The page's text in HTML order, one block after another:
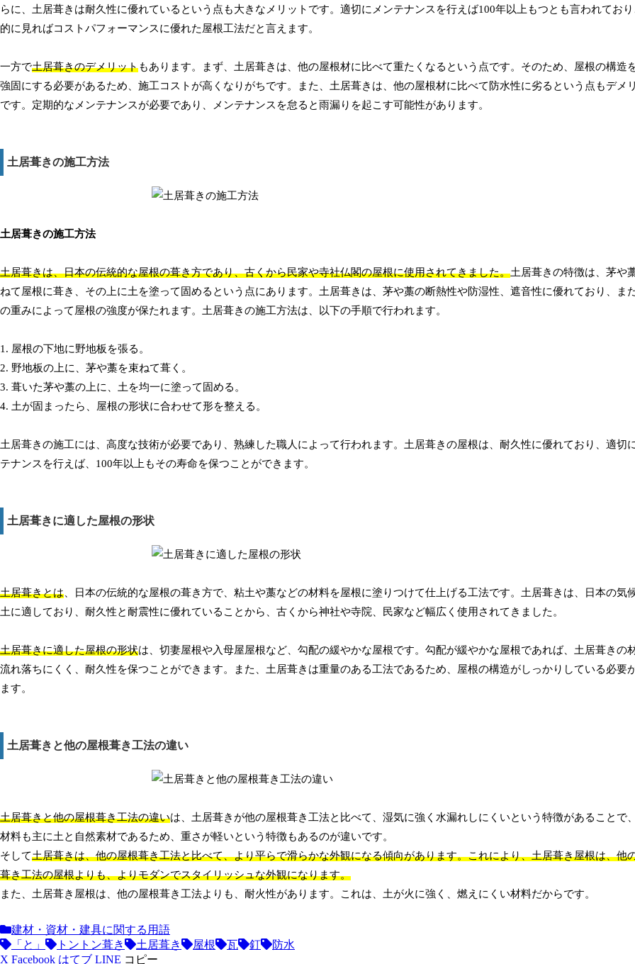
らに、土居葺きは耐久性に優れているという点も大きなメリットです。適切にメンテナンスを行えば100年以上もつとも言われており
的に見ればコストパフォーマンスに優れた屋根工法だと言えます。
一方で土居葺きのデメリットもあります。まず、土居葺きは、他の屋根材に比べて重たくなるという点です。そのため、屋根の構造
強固にする必要があるため、施工コストが高くなりがちです。また、土居葺きは、他の屋根材に比べて防水性に劣るという点もデメ
です。定期的なメンテナンスが必要であり、メンテナンスを怠ると雨漏りを起こす可能性があります。
土居葺きの施工方法
土居葺きの施工方法
土居葺きは、日本の伝統的な屋根の葺き方であり、古くから民家や寺社仏閣の屋根に使用されてきました。土居葺きの特徴は、茅や
ねて屋根に葺き、その上に土を塗って固めるという点にあります。土居葺きは、茅や藁の断熱性や防湿性、遮音性に優れており、ま
の重みによって屋根の強度が保たれます。土居葺きの施工方法は、以下の手順で行われます。
1. 屋根の下地に野地板を張る。
2. 野地板の上に、茅や藁を束ねて葺く。
3. 葺いた茅や藁の上に、土を均一に塗って固める。
4. 土が固まったら、屋根の形状に合わせて形を整える。
土居葺きの施工には、高度な技術が必要であり、熟練した職人によって行われます。土居葺きの屋根は、耐久性に優れており、適切
テナンスを行えば、100年以上もその寿命を保つことができます。
土居葺きに適した屋根の形状
土居葺きとは、日本の伝統的な屋根の葺き方で、粘土や藁などの材料を屋根に塗りつけて仕上げる工法です。土居葺きは、日本の気
土に適しており、耐久性と耐震性に優れていることから、古くから神社や寺院、民家など幅広く使用されてきました。
土居葺きに適した屋根の形状は、切妻屋根や入母屋屋根など、勾配の緩やかな屋根です。勾配が緩やかな屋根であれば、土居葺きの
流れ落ちにくく、耐久性を保つことができます。また、土居葺きは重量のある工法であるため、屋根の構造がしっかりしている必要
ます。
土居葺きと他の屋根葺き工法の違い
土居葺きと他の屋根葺き工法の違いは、土居葺きが他の屋根葺き工法と比べて、湿気に強く水漏れしにくいという特徴があることで
材料も主に土と自然素材であるため、重さが軽いという特徴もあるのが違いです。
そして土居葺きは、他の屋根葺き工法と比べて、より平らで滑らかな外観になる傾向があります。これにより、土居葺き屋根は、他
葺き工法の屋根よりも、よりモダンでスタイリッシュな外観になります。
また、土居葺き屋根は、他の屋根葺き工法よりも、耐火性があります。これは、土が火に強く、燃えにくい材料だからです。
建材・資材・建具に関する用語
「と」
トントン葺き 土居葺き 屋根 瓦 釘
防水
X Facebook はてブ LINE コピー